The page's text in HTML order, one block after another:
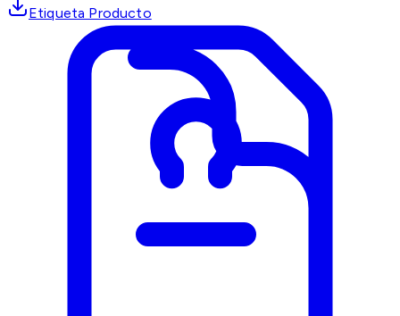
Etiqueta Producto